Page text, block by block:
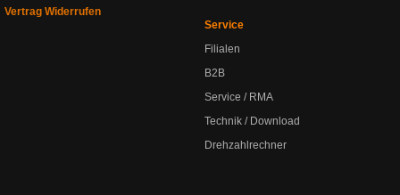
Vertrag Widerrufen
Service
Filialen
B2B
Service / RMA
Technik / Download
Drehzahlrechner